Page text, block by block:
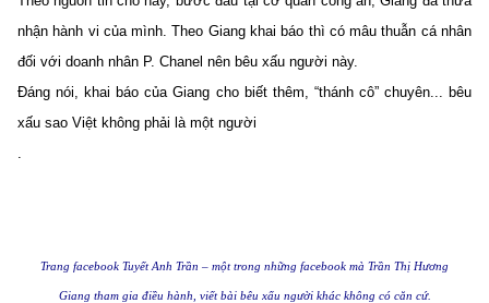
nhận hành vi của mình. Theo Giang khai báo thì có mâu thuẫn cá nhân
đối với doanh nhân P. Chanel nên bêu xấu người này.
Đáng nói, khai báo của Giang cho biết thêm, “thánh cô” chuyên... bêu
xấu sao Việt không phải là một người
.
Trang facebook Tuyết Anh Trần – một trong những facebook mà Trần Thị Hương
Giang tham gia điều hành, viết bài bêu xấu người khác không có căn cứ.